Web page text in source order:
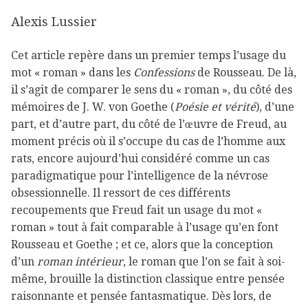
Alexis Lussier
Cet article repère dans un premier temps l’usage du
mot « roman » dans les Confessionsde Rousseau. De là,
il s’agit de comparer le sens du « roman », du côté des
mémoires de J. W. von Goethe (Poésie et vérité), d’une
part, et d’autre part, du côté de l’œuvre de Freud, au
moment précis où il s’occupe du cas de l’homme aux
rats, encore aujourd’hui considéré comme un cas
paradigmatique pour l’intelligence de la névrose
obsessionnelle. Il ressort de ces différents
recoupements que Freud fait un usage du mot «
roman » tout à fait comparable à l’usage qu’en font
Rousseau et Goethe ; et ce, alors que la conception
d’un roman intérieur, le roman que l’on se fait à soi-
même, brouille la distinction classique entre pensée
raisonnante et pensée fantasmatique. Dès lors, de